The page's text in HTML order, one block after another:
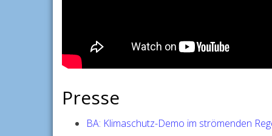
Presse
BA: Klimaschutz-Demo im strömenden